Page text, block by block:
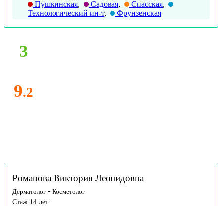
Пушкинская, Садовая, Спасская,
Технологический ин-т, Фрунзенская
3
9.2
Романова Виктория Леонидовна
Дерматолог • Косметолог
Стаж 14 лет